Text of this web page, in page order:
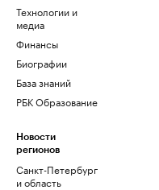
Технологии и
медиа
Финансы
Биографии
База знаний
РБК Образование
Новости
регионов
Санкт-Петербург
и область